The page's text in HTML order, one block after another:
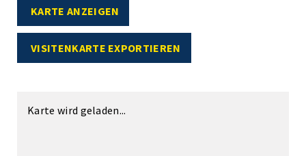
KARTE ANZEIGEN
VISITENKARTE EXPORTIEREN
Karte wird geladen...